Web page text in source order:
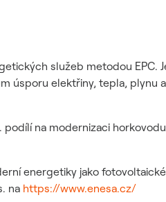
služeb metodou EPC.
úsporu elektřiny, tepla, plynu
na modernizaci
energetiky jako
na https://www.enesa.cz/